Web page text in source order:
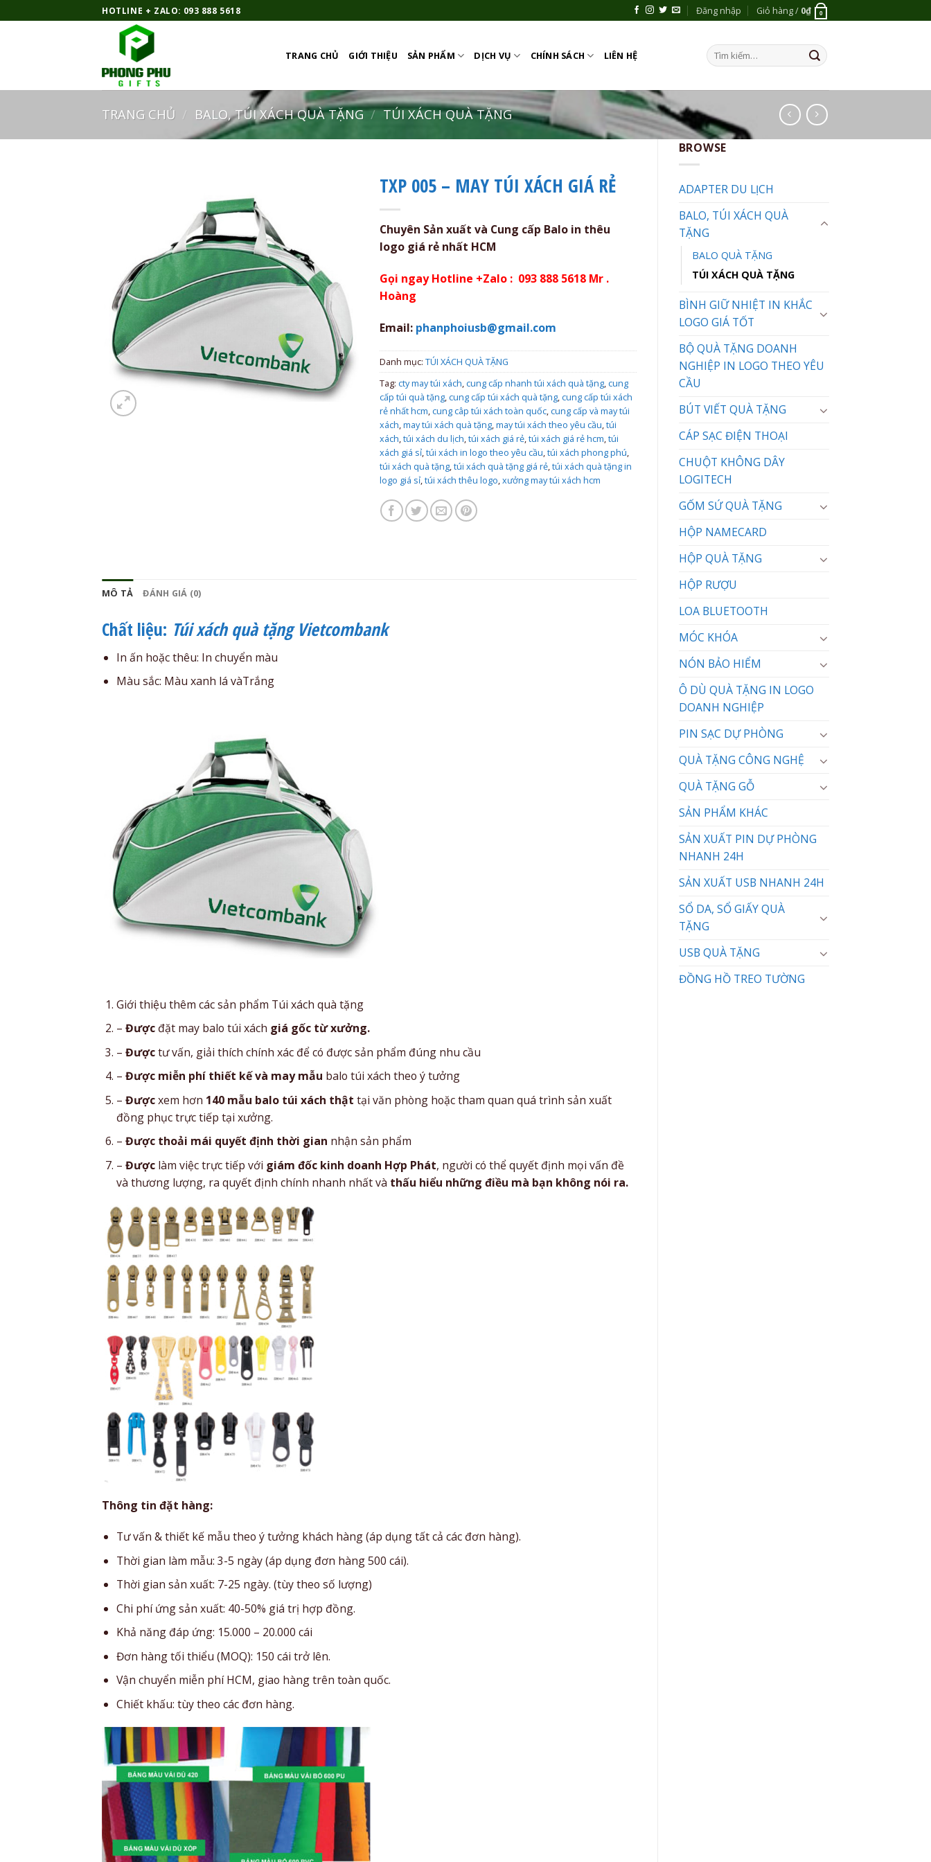
qua
HOTLINE + ZALO: 093 888 5618 Đăng nhập Giỏ hàng / 0₫ 0
TRANG CHỦ GIỚI THIỆU SẢN PHẨM DỊCH VỤ CHÍNH SÁCH LIÊN HỆ
Tìm
kiếm:
TRANG CHỦ / BALO, TÚI XÁCH QUÀ TẶNG / TÚI XÁCH QUÀ TẶNG
BROWSE
ADAPTER DU LỊCH
BALO, TÚI XÁCH QUÀ
TẶNG
BALO QUÀ TẶNG
TÚI XÁCH QUÀ TẶNG
BÌNH GIỮ NHIỆT IN KHẮC
LOGO GIÁ TỐT
BỘ QUÀ TẶNG DOANH
NGHIỆP IN LOGO THEO YÊU
CẦU
BÚT VIẾT QUÀ TẶNG
CÁP SẠC ĐIỆN THOẠI
CHUỘT KHÔNG DÂY
LOGITECH
GỐM SỨ QUÀ TẶNG
HỘP NAMECARD
HỘP QUÀ TẶNG
HỘP RƯỢU
LOA BLUETOOTH
MÓC KHÓA
NÓN BẢO HIỂM
Ô DÙ QUÀ TẶNG IN LOGO
DOANH NGHIỆP
PIN SẠC DỰ PHÒNG
QUÀ TẶNG CÔNG NGHỆ
QUÀ TẶNG GỖ
SẢN PHẨM KHÁC
SẢN XUẤT PIN DỰ PHÒNG
NHANH 24H
SẢN XUẤT USB NHANH 24H
SỔ DA, SỔ GIẤY QUÀ
TẶNG
USB QUÀ TẶNG
ĐỒNG HỒ TREO TƯỜNG
TXP 005 – MAY TÚI XÁCH GIÁ RẺ
Chuyên Sản xuất và Cung cấp Balo in thêu
logo giá rẻ nhất HCM
Gọi ngay Hotline +Zalo : 093 888 5618 Mr .
Hoàng
Email: phanphoiusb@gmail.com
Danh mục: TÚI XÁCH QUÀ TẶNG
Tag: cty may túi xách,cung cấp nhanh túi xách quà tặng,cung
cấp túi quà tặng,cung cấp túi xách quà tặng,cung cấp túi xách
rẻ nhất hcm,cung câp túi xách toàn quốc,cung cấp và may túi
xách,may túi xách quà tặng,may túi xách theo yêu cầu,túi
xách,túi xách du lịch,túi xách giá rẻ,túi xách giá rẻ hcm,túi
xách giá sỉ,túi xách in logo theo yêu cầu,túi xách phong phú,
túi xách quà tặng,túi xách quà tặng giá rẻ,túi xách quà tặng in
logo giá sỉ,túi xách thêu logo,xưởng may túi xách hcm
MÔ TẢ ĐÁNH GIÁ (0)
Chất liệu: Túi xách quà tặng Vietcombank
In ấn hoặc thêu: In chuyển màu
Màu sắc: Màu xanh lá vàTrắng
Giới thiệu thêm các sản phẩm Túi xách quà tặng
– Đượcđặt may balo túi xách giá gốc từ xưởng.
– Đượctư vấn, giải thích chính xác để có được sản phẩm đúng nhu cầu
– Được miễn phí thiết kế và may mẫu balo túi xách theo ý tưởng
– Đượcxem hơn 140 mẫu balo túi xách thật tại văn phòng hoặc tham quan quá trình sản xuất
đồng phục trực tiếp tại xưởng.
– Được thoải mái quyết định thời gian nhận sản phẩm
– Được làm việc trực tiếp với giám đốc kinh doanh Hợp Phát, người có thể quyết định mọi vấn đề
và thương lượng, ra quyết định chính nhanh nhất và thấu hiểu những điều mà bạn không nói ra.
Thông tin đặt hàng:
Tư vấn & thiết kế mẫu theo ý tưởng khách hàng (áp dụng tất cả các đơn hàng).
Thời gian làm mẫu: 3-5 ngày (áp dụng đơn hàng 500 cái).
Thời gian sản xuất: 7-25 ngày. (tùy theo số lượng)
Chi phí ứng sản xuất: 40-50% giá trị hợp đồng.
Khả năng đáp ứng: 15.000 – 20.000 cái
Đơn hàng tối thiểu (MOQ): 150 cái trở lên.
Vận chuyển miễn phí HCM, giao hàng trên toàn quốc.
Chiết khấu: tùy theo các đơn hàng.